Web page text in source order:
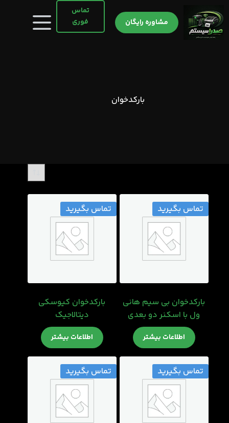
به
محتوا
مشاوره رایگان
تماس
فوری
بارکدخوان
تماس بگیرید
بارکدخوان بی سیم هانی
ول با اسکنر دو بعدی
اطلاعات بیشتر
تماس بگیرید
بارکدخوان کیوسکی
دیتالاجیک
اطلاعات بیشتر
تماس بگیرید تماس بگیرید